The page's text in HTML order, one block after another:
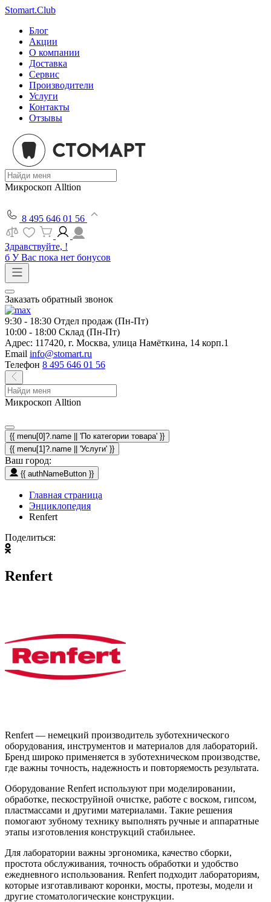
Stomart.Club
Блог
Акции
О компании
Доставка
Сервис
Производители
Услуги
Контакты
Отзывы
Микроскоп Alltion
8 495 646 01 56
Здравствуйте, !
б У Вас пока нет бонусов
Заказать обратный звонок
9:30 - 18:30 Отдел продаж (Пн-Пт)
10:00 - 18:00 Склад (Пн-Пт)
Адрес: 117420, г. Москва, улица Намёткина, 14 корп.1
Email info@stomart.ru
Телефон 8 495 646 01 56
Микроскоп Alltion
{{ menu[0]?.name || 'По категории товара' }}
{{ menu[1]?.name || 'Услуги' }}
Ваш город:
{{ authNameButton }}
Главная страница
Энциклопедия
Renfert
Поделиться:
Renfert
Renfert — немецкий производитель зуботехнического
оборудования, инструментов и материалов для лабораторий.
Бренд широко применяется в зуботехническом производстве,
где важны точность, надежность и повторяемость результата.
Оборудование Renfert используют при моделировании,
обработке, пескоструйной очистке, работе с воском, гипсом,
пластмассами и другими материалами. Такие решения
помогают зубному технику выполнять ручные и аппаратные
этапы изготовления конструкций стабильнее.
Для лаборатории важны эргономика, качество сборки,
простота обслуживания, точность обработки и удобство
ежедневного использования. Renfert подходит лабораториям,
которые изготавливают коронки, мосты, протезы, модели и
другие стоматологические конструкции.